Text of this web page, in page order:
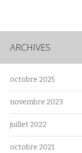
ARCHIVES
octobre 2025
novembre 2023
juillet 2022
octobre 2021